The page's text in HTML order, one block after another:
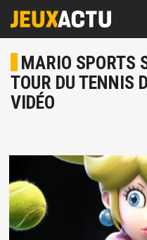
MARIO SPORTS
TOUR DU TENNIS
VIDÉO